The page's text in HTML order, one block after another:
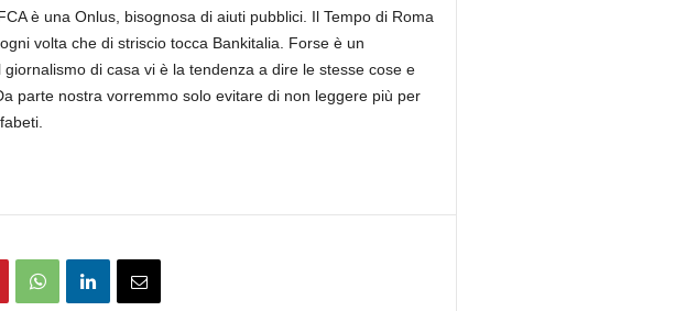
è una Onlus, bisognosa di aiuti pubblici. Il Tempo di Roma
volta che di striscio tocca Bankitalia. Forse è un
di casa vi è la tendenza a dire le stesse cose e
parte nostra vorremmo solo evitare di non leggere più per